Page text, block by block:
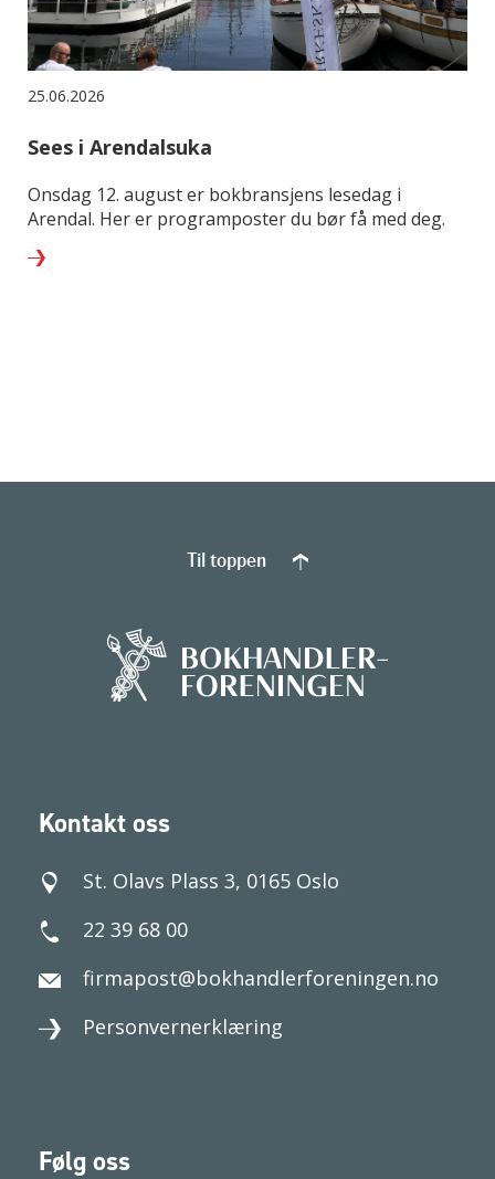
25.06.2026
Sees i Arendalsuka
Onsdag 12. august er bokbransjens lesedag i
Arendal. Her er programposter du bør få med deg.
Kontakt oss
St. Olavs Plass 3, 0165 Oslo
22 39 68 00
firmapost@bokhandlerforeningen.no
Personvernerklæring
Følg oss
Til toppen